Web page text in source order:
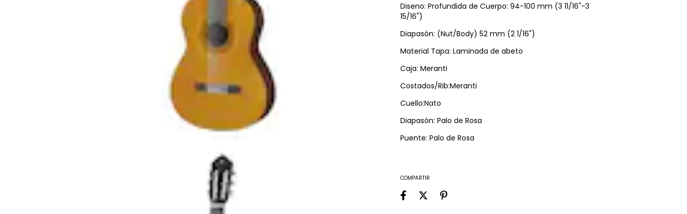
Diseno: Profundida de Cuerpo: 94-100 mm (3 11/16"-3
15/16")
Diapasón: (Nut/Body) 52 mm (2 1/16")
Material Tapa: Laminada de abeto
Caja: Meranti
Costados/Rib:Meranti
Cuello:Nato
Diapasón: Palo de Rosa
Puente: Palo de Rosa
COMPARTIR